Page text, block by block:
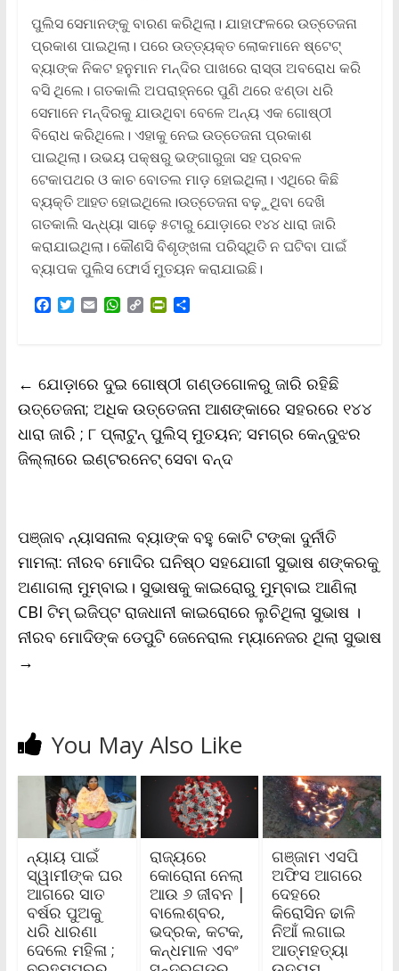
ପୁଲିସ ସେମାନଙ୍କୁ ବାରଣ କରିଥିଲା। ଯାହାଫଳରେ ଉତ୍ତେଜନା
ପ୍ରକାଶ ପାଇଥିଲା। ପରେ ଉତ୍ତ୍ୟକ୍ତ ଲୋକମାନେ ଷ୍ଟେଟ୍‌
ବ୍ୟାଙ୍କ ନିକଟ ହନୁମାନ ମନ୍ଦିର ପାଖରେ ରାସ୍ତା ଅବରୋଧ କରି
ବସି ଥିଲେ। ଗତକାଲି ଅପରାହ୍ନରେ ପୁଣି ଥରେ ଝଣ୍ଡା ଧରି
ସେମାନେ ମନ୍ଦିରକୁ ଯାଉଥିବା ବେଳେ ଅନ୍ୟ ଏକ ଗୋଷ୍ଠୀ
ବିରୋଧ କରିଥିଲେ। ଏହାକୁ ନେଇ ଉତ୍ତେଜନା ପ୍ରକାଶ
ପାଇଥିଲା। ଉଭୟ ପକ୍ଷରୁ ଭଙ୍ଗାରୁଜା ସହ ପ୍ରବଳ
ଟେକାପଥର ଓ କାଚ ବୋତଲ ମାଡ଼ ହୋଇଥିଲା। ଏଥିରେ କିଛି
ବ୍ୟକ୍ତି ଆହତ ହୋଇଥିଲେ।ଉତ୍ତେଜନା ବଢ଼ୁଥିବା ଦେଖି
ଗତକାଲି ସନ୍ଧ୍ୟା ସାଢ଼େ ୫ଟାରୁ ଯୋଡ଼ାରେ ୧୪୪ ଧାରା ଜାରି
କରାଯାଇଥିଲା। କୌଣସି ବିଶୃଙ୍ଖଳା ପରିସ୍ଥିତି ନ ଘଟିବା ପାଇଁ
ବ୍ୟାପକ ପୁଲିସ ଫୋର୍ସ ମୁତୟନ କରାଯାଇଛି।
F
o
o
k
T
e
r
E
W
A
p
p
C
i
n
k
P
F
r
i
e
n
d
S
← ଯୋଡ଼ାରେ ଦୁଇ ଗୋଷ୍ଠୀ ଗଣ୍ଡଗୋଳରୁ ଜାରି ରହିଛି
ଉତ୍ତେଜନା; ଅଧିକ ଉତ୍ତେଜନା ଆଶଙ୍କାରେ ସହରରେ ୧୪୪
ଧାରା ଜାରି ; ୮ ପ୍ଲାଟୁନ୍ ପୁଲିସ୍ ମୁତୟନ; ସମଗ୍ର କେନ୍ଦୁଝର
ଜିଲ୍ଲାରେ ଇଣ୍ଟରନେଟ୍ ସେବା ବନ୍ଦ
ପଞ୍ଜାବ ନ୍ୟାସନାଲ ବ୍ୟାଙ୍କ ବହୁ କୋଟି ଟଙ୍କା ଦୁର୍ନୀତି
ମାମଲା: ନୀରବ ମୋଦିର ଘନିଷ୍ଠ ସହଯୋଗୀ ସୁଭାଷ ଶଙ୍କରକୁ
ଅଣାଗଲା ମୁମ୍ବାଇ। ସୁଭାଷକୁ କାଇରୋରୁ ମୁମ୍ବାଇ ଆଣିଲା
CBI ଟିମ୍ ଇଜିପ୍ଟ ରାଜଧାନୀ କାଇରୋରେ ଲୁଚିଥିଲା ସୁଭାଷ ।
ନୀରବ ମୋଦିଙ୍କ ଡେପୁଟି ଜେନେରାଲ ମ୍ୟାନେଜର ଥିଲା ସୁଭାଷ
→
You May Also Like
ନ୍ୟାୟ ପାଇଁ
ସ୍ୱାମୀଙ୍କ ଘର
ଆଗରେ ସାତ
ବର୍ଷର ପୁଅକୁ
ଧରି ଧାରଣା
ଦେଲେ ମହିଳା ;
ରାଜ୍ୟରେ
କୋରୋନା ନେଲା
ଆଉ ୬ ଜୀବନ |
ବାଲେଶ୍ବର,
ଭଦ୍ରକ, କଟକ,
କନ୍ଧମାଳ ଏବଂ
ଗଞ୍ଜାମ ଏସପି
ଅଫିସ ଆଗରେ
ଦେହରେ
କିରୋସିନ ଢାଳି
ନିଆଁ ଲଗାଇ
ଆତ୍ମହତ୍ୟା